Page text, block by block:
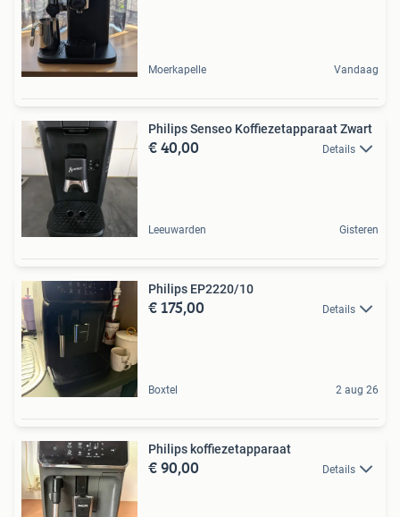
Moerkapelle Vandaag
Philips Senseo Koffiezetapparaat Zwart
€ 40,00 Details
Leeuwarden Gisteren
Philips EP2220/10
€ 175,00 Details
Boxtel 2 aug 26
Philips koffiezetapparaat
€ 90,00 Details